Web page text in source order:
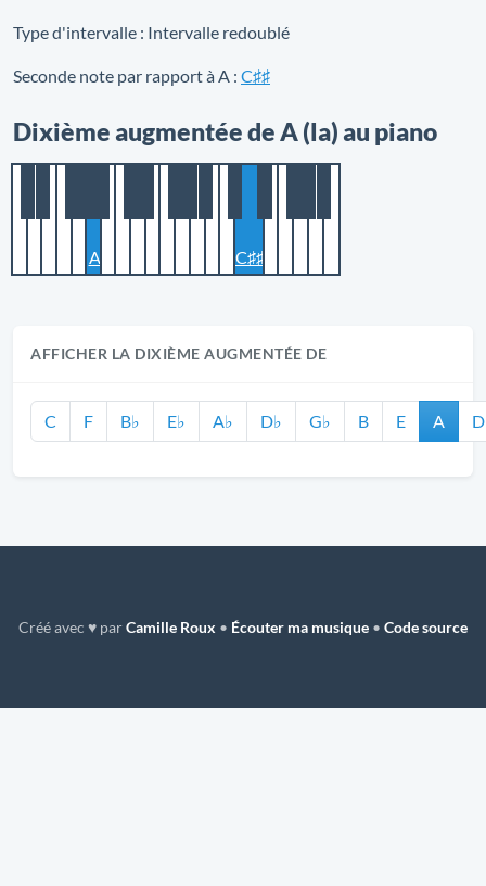
Type d'intervalle : Intervalle redoublé
Seconde note par rapport à A : C♯♯
Dixième augmentée de A (la) au piano
A C♯♯
AFFICHER LA DIXIÈME AUGMENTÉE DE
C F B♭ E♭ A♭ D♭ G♭ B E A D
Créé avec ♥ parCamille Roux • Écouter ma musique • Code source